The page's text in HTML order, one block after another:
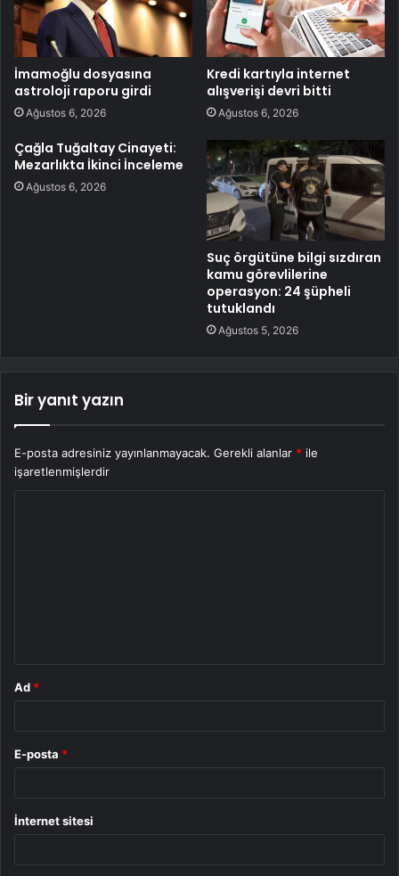
İmamoğlu dosyasına
astroloji raporu girdi
Ağustos 6, 2026
Kredi kartıyla internet
alışverişi devri bitti
Ağustos 6, 2026
Çağla Tuğaltay Cinayeti:
Mezarlıkta İkinci İnceleme
Ağustos 6, 2026
Suç örgütüne bilgi sızdıran
kamu görevlilerine
operasyon: 24 şüpheli
tutuklandı
Ağustos 5, 2026
Bir yanıt yazın
E-posta adresiniz yayınlanmayacak. Gerekli alanlar * ile
işaretlenmişlerdir
Ad *
E-posta *
İnternet sitesi